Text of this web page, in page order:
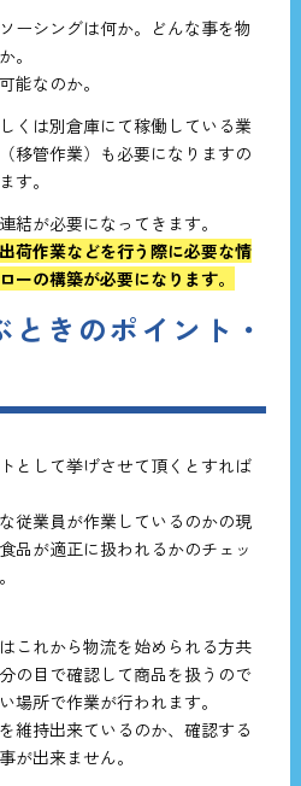
ーシングは何か。どんな事を物
。
能なのか。
くは別倉庫にて稼働している業
移管作業）も必要になりますの
す。
結が必要になってきます。
荷作業などを行う際に必要な情
ーの構築が必要になります。
きのポイント・
として挙げさせて頂くとすれば
従業員が作業しているのかの現
品が適正に扱われるかのチェッ
これから物流を始められる方共
の目で確認して商品を扱うので
場所で作業が行われます。
維持出来ているのか、確認する
が出来ません。